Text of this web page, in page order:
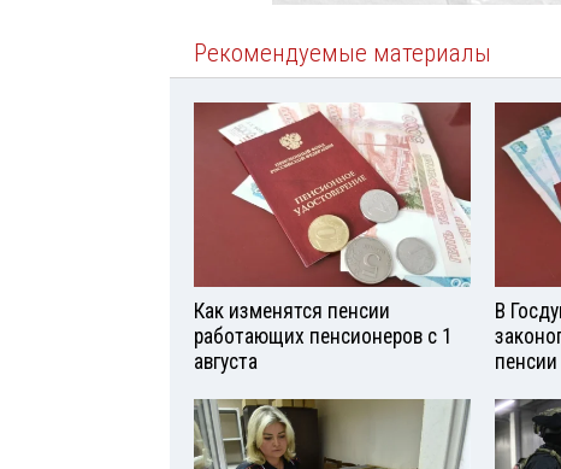
Рекомендуемые материалы
Как изменятся пенсии
работающих пенсионеров с 1
августа
В
пенсии